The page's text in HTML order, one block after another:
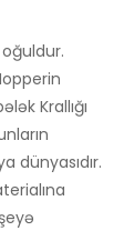
Krallığı
dünyasıdır.